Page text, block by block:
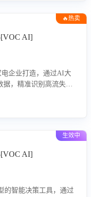
🔥热卖
AI]
企业打造，通过AI大
据，精准识别高流失风
地的挽回策略，迅速
生效中
AI]
的智能决策工具，通过